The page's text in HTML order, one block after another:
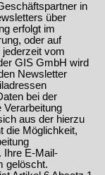
in
über
erfolgt im
oder auf
vom
GIS GmbH wird
Newsletter
bei der
Verarbeitung
aus der hierzu
die Möglichkeit,
Ihre E-Mail-
gelöscht.